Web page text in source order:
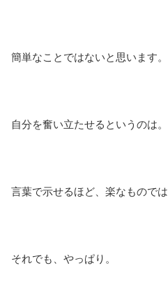
簡単なことではないと思います。
自分を奮い立たせるというのは。
言葉で示せるほど、楽なものでは
それでも、やっぱり。